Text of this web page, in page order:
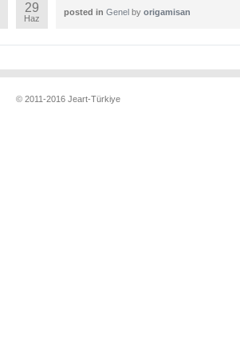
29
Haz
posted in Genel by origamisan
© 2011-2016 Jeart-Türkiye